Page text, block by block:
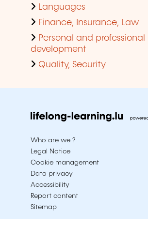
Languages
Finance, Insurance, Law
Personal and professional
development
Quality, Security
Who are we ?
Legal Notice
Cookie management
Data privacy
Accessibility
Report content
Sitemap